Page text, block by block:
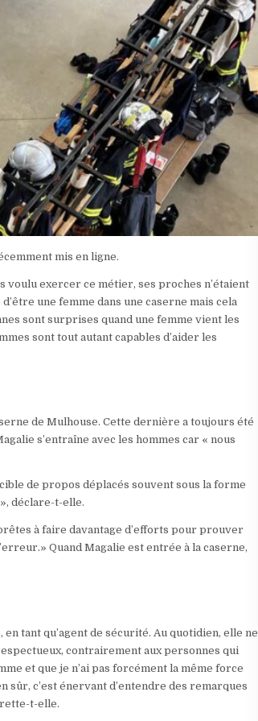
mis en ligne.
exercer ce métier, ses proches n’étaient
une femme dans une caserne mais cela
sont surprises quand une femme vient les
sont tout autant capables d’aider les
de Mulhouse. Cette dernière a toujours été
s’entraîne avec les hommes car « nous
de propos déplacés souvent sous la forme
déclare-t-elle.
à faire davantage d’efforts pour prouver
Quand Magalie est entrée à la caserne,
tant qu’agent de sécurité. Au quotidien, elle ne
contrairement aux personnes qui
et que je n’ai pas forcément la même force
sûr, c’est énervant d’entendre des remarques
t-elle.